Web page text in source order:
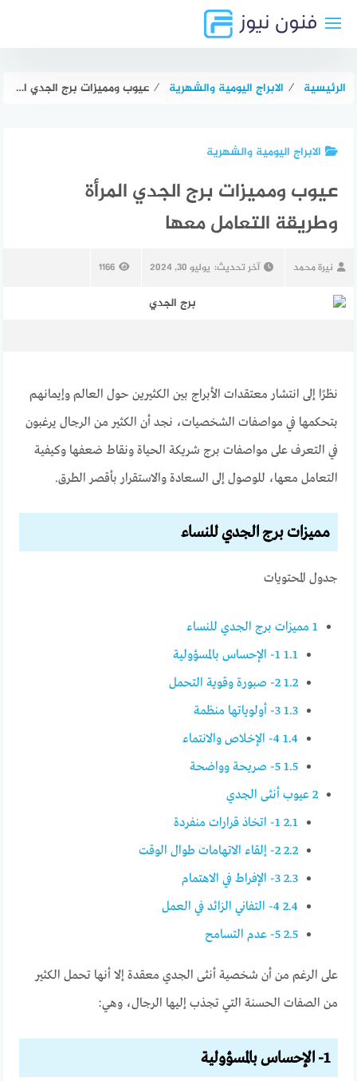
الرئيسية ⁄ الابراج اليومية والشهرية ⁄ عيوب ومميزات برج الجدي المرأة وطريقة التعامل معها
الابراج اليومية والشهرية
عيوب ومميزات برج الجدي المرأة
وطريقة التعامل معها
نيرة محمد آخر تحديث: يوليو 30, 2024 1166
نظرًا إلى انتشار معتقدات الأبراج بين الكثيرين حول العالم وإيمانهم
بتحكمها في مواصفات الشخصيات، نجد أن الكثير من الرجال يرغبون
في التعرف على مواصفات برج شريكة الحياة ونقاط ضعفها وكيفية
التعامل معها، للوصول إلى السعادة والاستقرار بأقصر الطرق.
مميزات برج الجدي للنساء
جدول المحتويات
1 مميزات برج الجدي للنساء
1.1 1- الإحساس بالمسؤولية
1.2 2- صبورة وقوية التحمل
1.3 3- أولوياتها منظمة
1.4 4- الإخلاص والانتماء
1.5 5- صريحة وواضحة
2 عيوب أنثى الجدي
2.1 1- اتخاذ قرارات منفردة
2.2 2- إلقاء الاتهامات طوال الوقت
2.3 3- الإفراط في الاهتمام
2.4 4- التفاني الزائد في العمل
2.5 5- عدم التسامح
على الرغم من أن شخصية أنثى الجدي معقدة إلا أنها تحمل الكثير
من الصفات الحسنة التي تجذب إليها الرجال، وهي:
1- الإحساس بالمسؤولية